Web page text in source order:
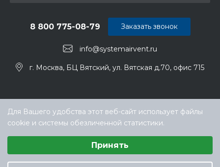
info@systemairvent.ru
8 800 775-08-79
г. Москва, БЦ Вятский, ул. Вятская д.70, офис 715
Заказать звонок
Для Вашего удобства этот веб-сайт использует файлы
cookie и системы обезличенной статистики.
Принять